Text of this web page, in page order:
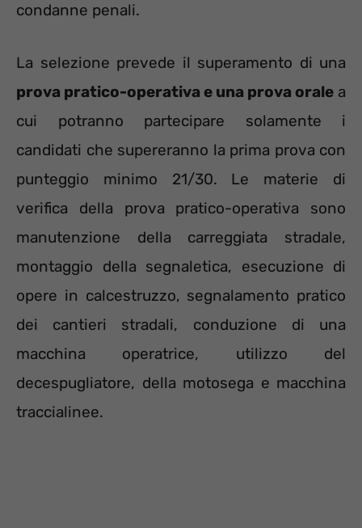
condanne penali.
La selezione prevede il superamento di una
prova pratico-operativa e una prova orale a
cui potranno partecipare solamente i
candidati che supereranno la prima prova con
punteggio minimo 21/30. Le materie di
verifica della prova pratico-operativa sono
manutenzione della carreggiata stradale,
montaggio della segnaletica, esecuzione di
opere in calcestruzzo, segnalamento pratico
dei cantieri stradali, conduzione di una
macchina operatrice, utilizzo del
decespugliatore, della motosega e macchina
traccialinee.